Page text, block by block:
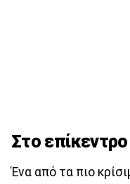
Στο
Ένα από τα πιο